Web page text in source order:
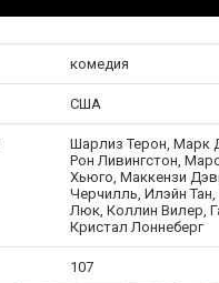
комедия
США
Шарлиз Терон, Марк
Рон Ливингстон,
Хьюго, Маккензи
Черчилль, Илэйн
Люк, Коллин Вилер,
Кристал Лоннеберг
107